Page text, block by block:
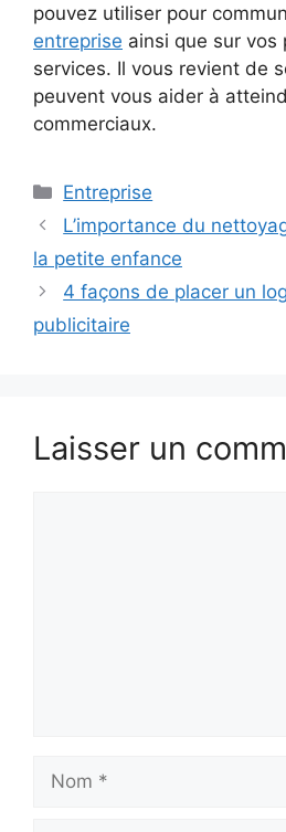
pouvez utiliser pour
entreprise ainsi que sur vos
services. Il vous revient de
peuvent vous aider à
commerciaux.
Catégories
Entreprise
L’importance du
la petite enfance
4 façons de placer un
publicitaire
Laisser un